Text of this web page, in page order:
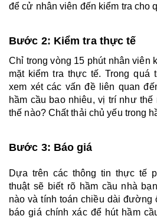
để cử nhân viên đến kiểm tra cho
Bước 2: Kiểm tra thực tế
Chỉ trong vòng 15 phút nhân viên
mặt kiểm tra thực tế. Trong quá
xem xét các vấn đề liên quan
hầm cầu bao nhiêu, vị trí như thế
thế nào? Chất thải chủ yếu trong
Bước 3: Báo giá
Dựa trên các thông tin thực tế
thuật sẽ biết rõ hầm cầu nhà
nào và tính toán chiều dài đường
báo giá chính xác để hút hầm